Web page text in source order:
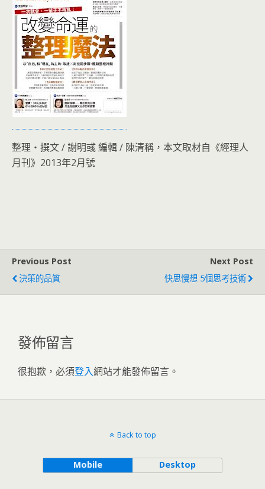
整理‧撰文 / 謝明彧 編輯 / 陳清稱，本文取材自《經理人
月刊》2013年2月號
Previous Post
決策的品質
Next Post
快思慢想 5個思考技術
發佈留言
很抱歉，必須登入網站才能發佈留言。
Back to top
Mobile Desktop